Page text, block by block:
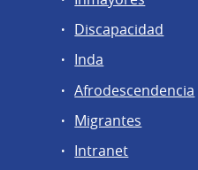
Discapacidad
Inda
Afrodescendencia
Migrantes
Intranet